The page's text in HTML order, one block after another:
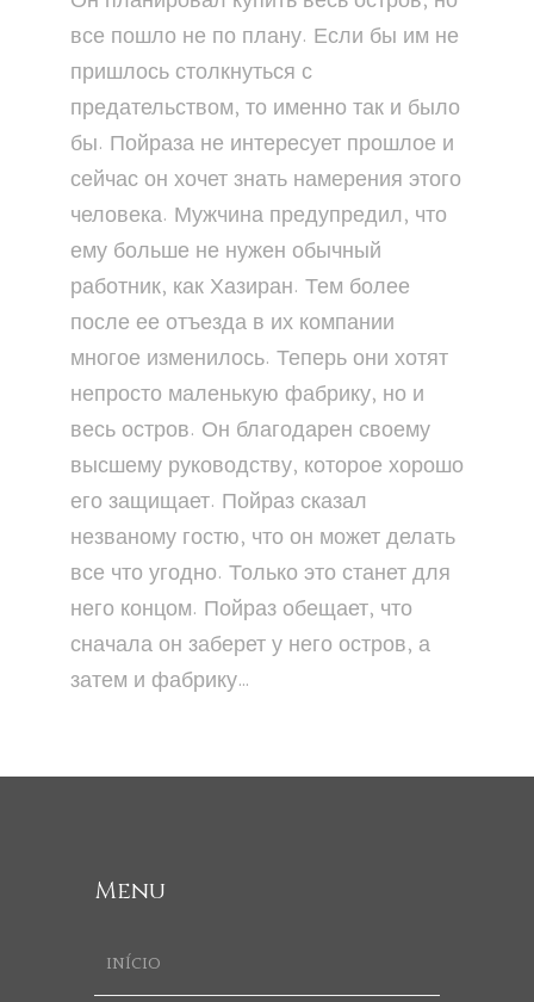
все пошло не по плану. Если бы им не
пришлось столкнуться с
предательством, то именно так и было
бы. Пойраза не интересует прошлое и
сейчас он хочет знать намерения этого
человека. Мужчина предупредил, что
ему больше не нужен обычный
работник, как Хазиран. Тем более
после ее отъезда в их компании
многое изменилось. Теперь они хотят
непросто маленькую фабрику, но и
весь остров. Он благодарен своему
высшему руководству, которое хорошо
его защищает. Пойраз сказал
незваному гостю, что он может делать
все что угодно. Только это станет для
него концом. Пойраз обещает, что
сначала он заберет у него остров, а
затем и фабрику…
Menu
INÍCIO